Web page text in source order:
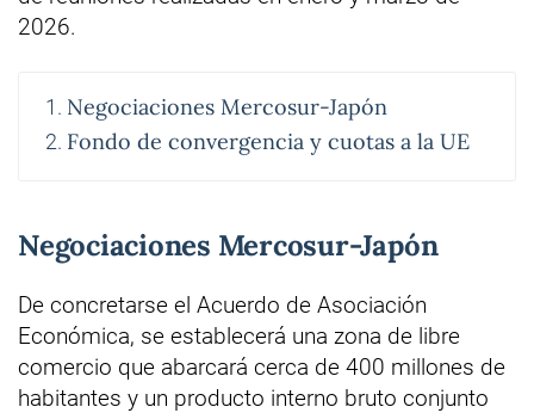
2026.
Negociaciones Mercosur-Japón
Fondo de convergencia y cuotas a la UE
Negociaciones Mercosur-Japón
De concretarse el Acuerdo de Asociación
Económica, se establecerá una zona de libre
comercio que abarcará cerca de 400 millones de
habitantes y un producto interno bruto conjunto